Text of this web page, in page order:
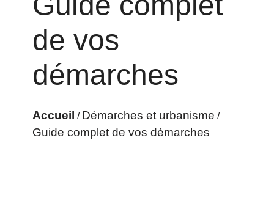
de vos
démarches
Accueil / Démarches et urbanisme /
Guide complet de vos démarches